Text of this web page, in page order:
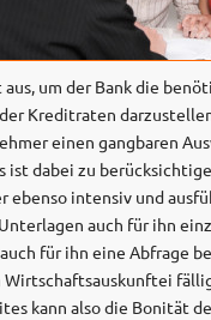
um der Bank die
Kreditraten
einen gangbaren
ist dabei zu
ebenso intensiv und
auch für ihn
für ihn eine Abfrage
Wirtschaftsauskunftei
kann also die Bonität